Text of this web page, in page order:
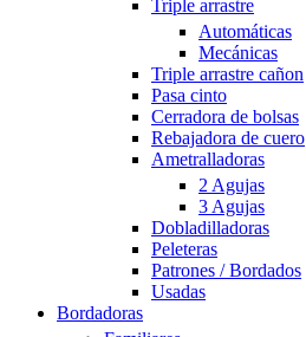
Triple arrastre
Automáticas
Mecánicas
Triple arrastre cañon
Pasa cinto
Cerradora de bolsas
Rebajadora de cuero
Ametralladoras
2 Agujas
3 Agujas
Dobladilladoras
Peleteras
Patrones / Bordados
Usadas
Bordadoras